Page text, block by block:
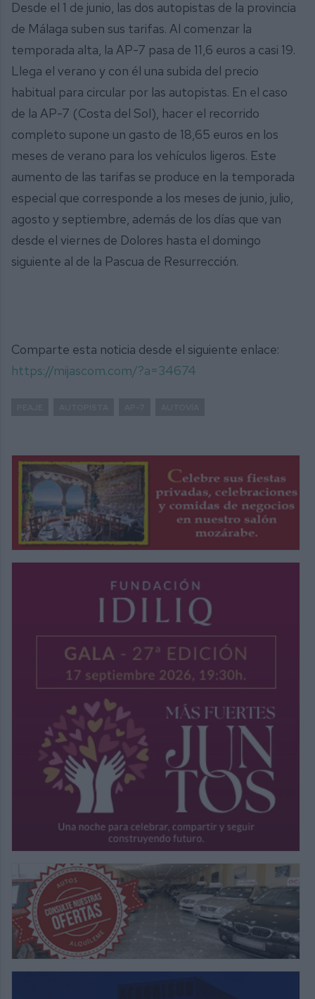
Desde el 1 de junio, las dos autopistas de la provincia
de Málaga suben sus tarifas. Al comenzar la
temporada alta, la AP-7 pasa de 11,6 euros a casi 19.
Llega el verano y con él una subida del precio
habitual para circular por las autopistas. En el caso
de la AP-7 (Costa del Sol), hacer el recorrido
completo supone un gasto de 18,65 euros en los
meses de verano para los vehículos ligeros. Este
aumento de las tarifas se produce en la temporada
especial que corresponde a los meses de junio, julio,
agosto y septiembre, además de los días que van
desde el viernes de Dolores hasta el domingo
siguiente al de la Pascua de Resurrección.
Comparte esta noticia desde el siguiente enlace:
https://mijascom.com/?a=34674